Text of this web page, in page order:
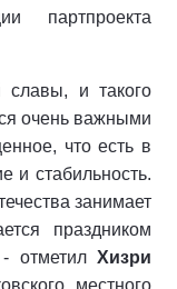
партпроекта
славы, и такого
очень важными
что есть в
и стабильность.
занимает
праздником
отметил Хизри
местного